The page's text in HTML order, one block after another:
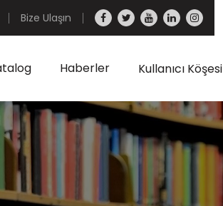
Bize Ulaşın
Haberler Kullanıcı Köşesi